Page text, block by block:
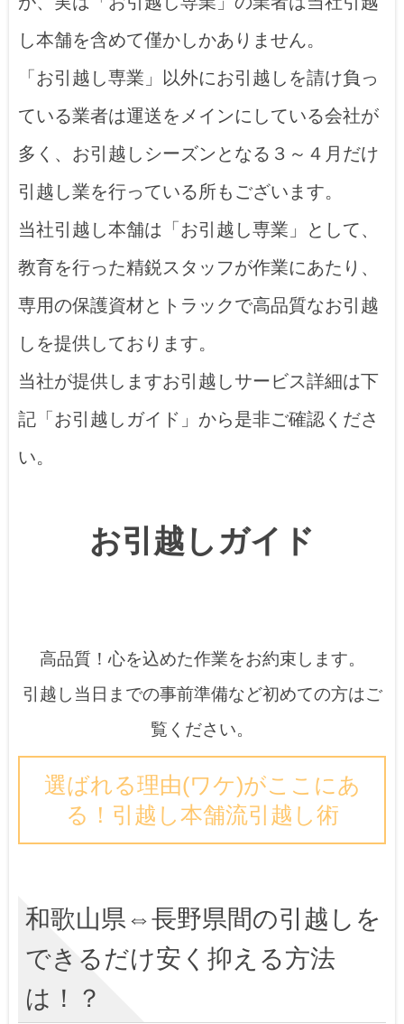
し本舗を含めて僅かしかありません。
「お引越し専業」以外にお引越しを請け負っ
ている業者は運送をメインにしている会社が
多く、お引越しシーズンとなる３～４月だけ
引越し業を行っている所もございます。
当社引越し本舗は「お引越し専業」として、
教育を行った精鋭スタッフが作業にあたり、
専用の保護資材とトラックで高品質なお引越
しを提供しております。
当社が提供しますお引越しサービス詳細は下
記「お引越しガイド」から是非ご確認くださ
い。
お引越しガイド
高品質！心を込めた作業をお約束します。
引越し当日までの事前準備など初めての方はご
覧ください。
選ばれる理由(ワケ)がここにあ
る！引越し本舗流引越し術
和歌山県⇔長野県間の引越しを
できるだけ安く抑える方法
は！？